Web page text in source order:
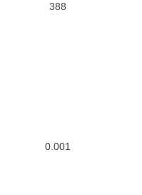
388
0.001